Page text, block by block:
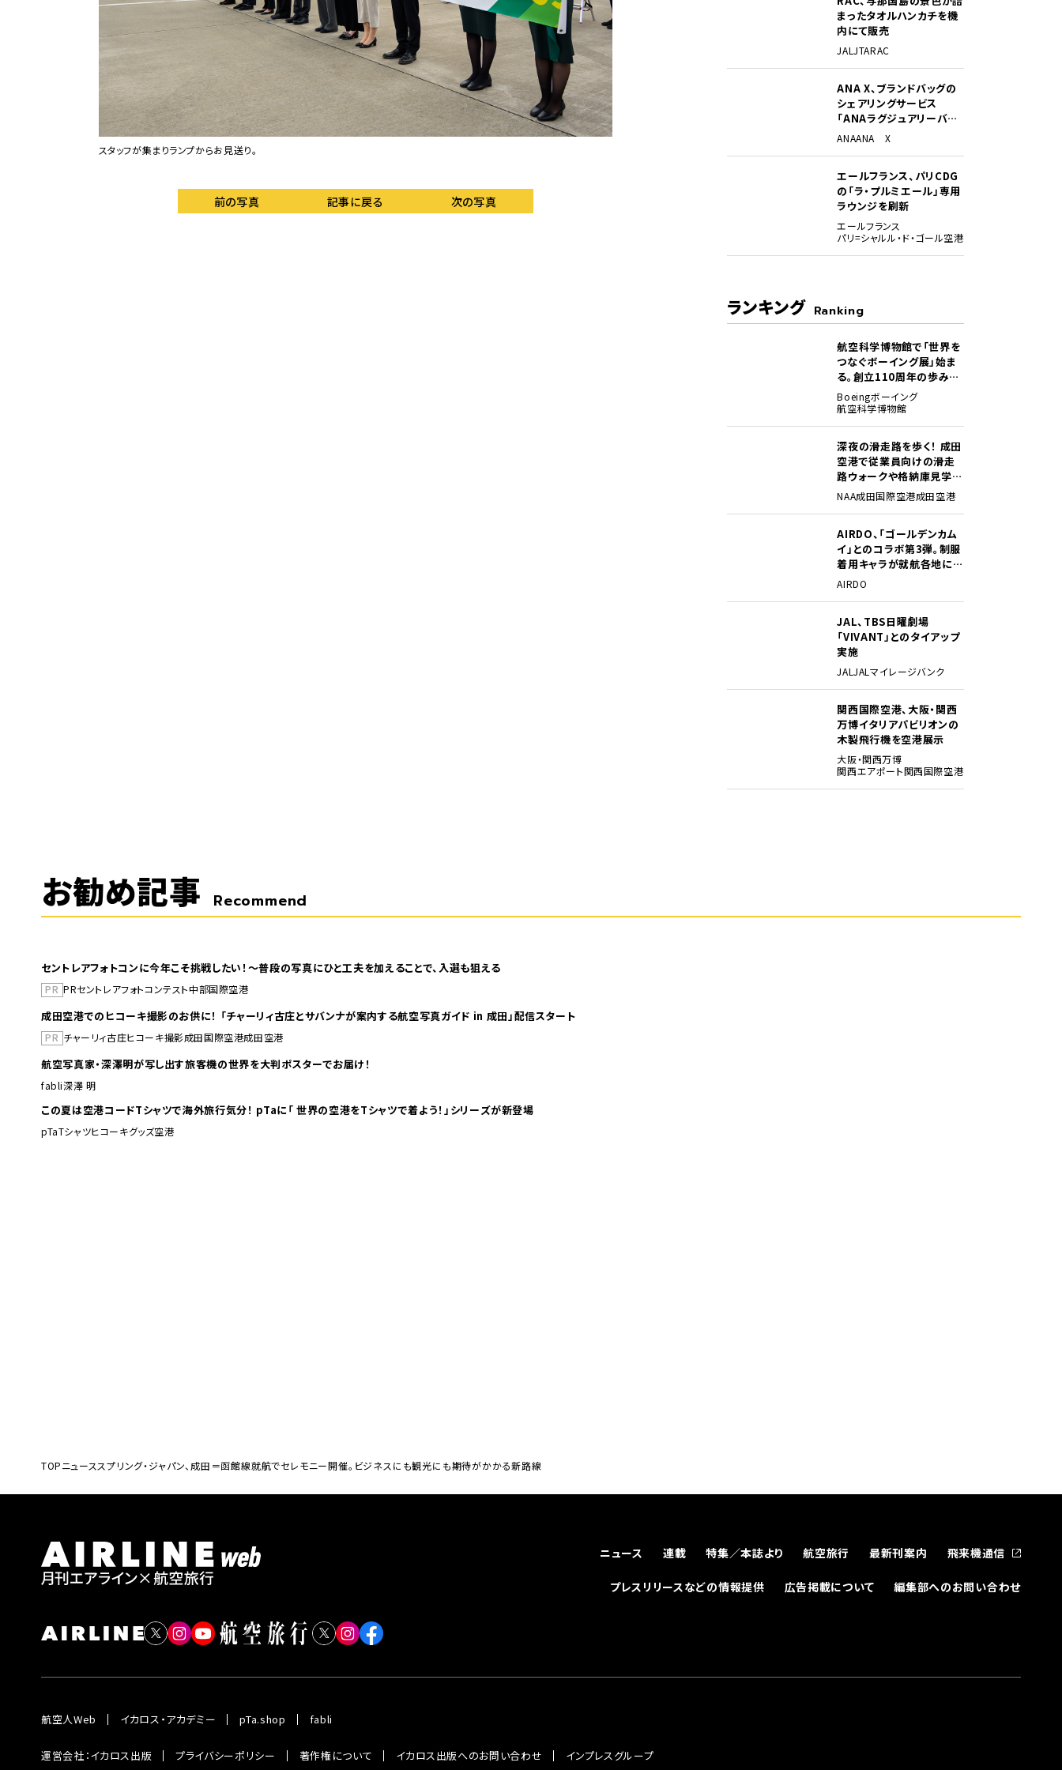
スタッフが集まりランプからお見送り。
前の写真 記事に戻る 次の写真
まったタオルハンカチを機
内にて販売
JALJTARAC
ANA X、ブランドバッグの
シェアリングサービス
「ANAラグジュアリーバッ
グ」開始
ANAANA X
エールフランス、パリCDG
の「ラ・プルミエール」専用
ラウンジを刷新
エールフランス
パリ=シャルル・ド・ゴール空港
ランキング Ranking
航空科学博物館で「世界を
つなぐボーイング展」始ま
る。創立110周年の歩みを
貴重な資料でたどる
Boeingボーイング
航空科学博物館
深夜の滑走路を歩く！ 成田
空港で従業員向けの滑走
路ウォークや格納庫見学イ
ベントを初開催
NAA成田国際空港成田空港
AIRDO、「ゴールデンカム
イ」とのコラボ第3弾。制服
着用キャラが就航各地に登
場
AIRDO
JAL、TBS日曜劇場
「VIVANT」とのタイアップ
実施
JALJALマイレージバンク
関西国際空港、大阪・関西
万博イタリアパビリオンの
木製飛行機を空港展示
大阪・関西万博
関西エアポート関西国際空港
お勧め記事 Recommend
セントレアフォトコンに今年こそ挑戦したい！～普段の写真にひと工夫を加えることで、入選も狙える
PR PRセントレアフォトコンテスト中部国際空港
成田空港でのヒコーキ撮影のお供に！ 「チャーリィ古庄とサバンナが案内する航空写真ガイド in 成田」配信スタート
PR チャーリィ古庄ヒコーキ撮影成田国際空港成田空港
航空写真家・深澤明が写し出す旅客機の世界を大判ポスターでお届け！
fabli深澤 明
この夏は空港コードTシャツで海外旅行気分！ pTaに「 世界の空港をTシャツで着よう！」シリーズが新登場
pTaTシャツヒコーキグッズ空港
TOPニューススプリング・ジャパン、成田＝函館線就航でセレモニー開催。ビジネスにも観光にも期待がかかる新路線
ニュース 連載 特集／本誌より 航空旅行 最新刊案内 飛来機通信
プレスリリースなどの情報提供 広告掲載について 編集部へのお問い合わせ
航空人Web イカロス・アカデミー pTa.shop fabli
運営会社：イカロス出版 プライバシーポリシー 著作権について イカロス出版へのお問い合わせ インプレスグループ